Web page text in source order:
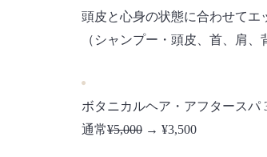
頭皮と心身の状態に合わせてエ
（シャンプー・頭皮、首、肩
ボタニカルヘア・アフタースパ
通常¥5,000 → ¥3,500